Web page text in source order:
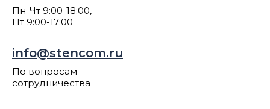
Пн-Чт 9:00-18:00,
Пт 9:00-17:00
info@stencom.ru
По вопросам
сотрудничества